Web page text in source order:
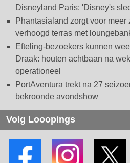
Disneyland Paris: 'Disney's
Phantasialand zorgt voor
verhoogd terras met
Efteling-bezoekers kunnen
Draak: houten achtbaan na
operationeel
PortAventura trekt na 27
bekroonde avondshow
Volg Looopings